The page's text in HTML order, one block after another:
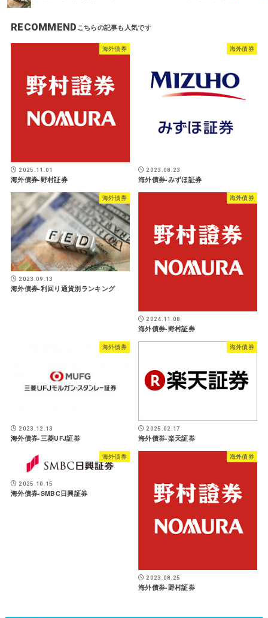
RECOMMEND
海外債券
2025.11.01
海外債券-野村証券
海外債券
2023.08.23
海外債券-みずほ証券
海外債券
2023.09.13
海外債券-利回り通貨別ランキング
海外債券
2024.11.08
海外債券-野村証券
海外債券
2023.12.13
海外債券-三菱UFJ証券
海外債券
2025.02.17
海外債券-楽天証券
海外債券
2025.10.15
海外債券-SMBC日興証券
海外債券
2023.08.25
海外債券-野村証券